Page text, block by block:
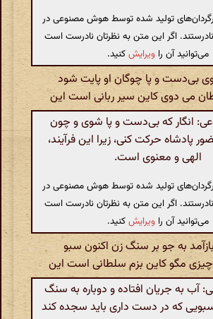
تولید شده توسط هوش مصنوعی در
نادرستند. اگر این متن به نظرتان نادرست است
می‌توانید آن را ویرایشکنید.
بی‌دست و پا چوگان او پایت شود
می دوی کاین سیر ربانی است این
انگار که بی‌دست و پا شوی و چون
پادشاه حرکت کنی، زیرا این فرآیند،
الهی و معنوی است.
تولید شده توسط هوش مصنوعی در
نادرستند. اگر این متن به نظرتان نادرست است
می‌توانید آن را ویرایشکنید.
به جو بر سنگ زن اکنون سبو
مگو کاین بزم سلطانی است این
به جریان افتاده و دوباره به سنگ
سبویی که در دست داری باید سجده کند